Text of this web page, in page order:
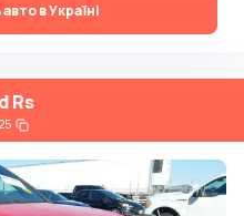
в Україні
Rs